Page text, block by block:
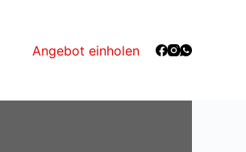
Angebot einholen